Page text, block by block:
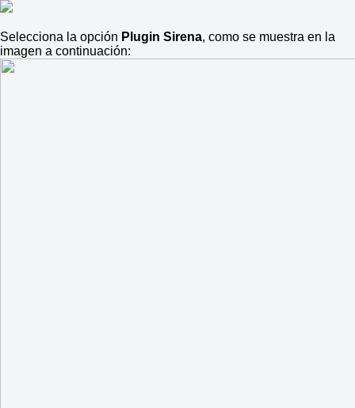
Selecciona la opción Plugin Sirena, como se muestra en la
imagen a continuación: